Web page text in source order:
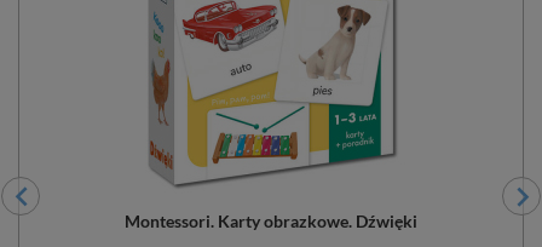
Montessori. Karty obrazkowe. Dźwięki